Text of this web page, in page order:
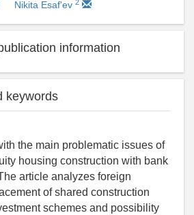
Nikita Esaf'ev 2
information
keywords
the main problematic issues of
housing construction with bank
article analyzes foreign
of shared construction
schemes and possibility